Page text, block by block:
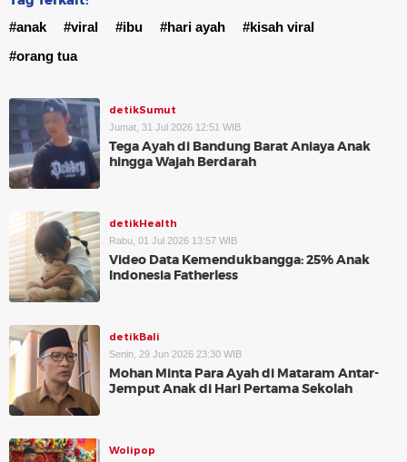
#anak #viral #ibu #hari ayah
#kisah viral
#orang tua
detikSumut
Jumat, 31 Jul 2026 12:51 WIB
Tega Ayah di Bandung Barat Aniaya Anak
hingga Wajah Berdarah
detikHealth
Rabu, 01 Jul 2026 13:57 WIB
Video Data Kemendukbangga: 25% Anak
Indonesia Fatherless
detikBali
Senin, 29 Jun 2026 23:30 WIB
Mohan Minta Para Ayah di Mataram Antar-
Jemput Anak di Hari Pertama Sekolah
Wolipop